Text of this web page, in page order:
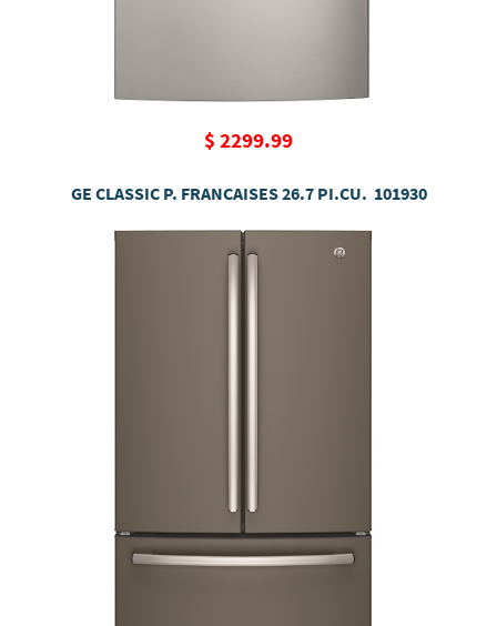
$ 2299.99
GE CLASSIC P. FRANCAISES 26.7 PI.CU. 101930